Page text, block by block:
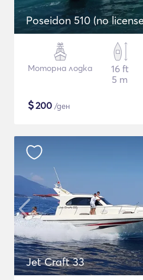
Poseidon 510 (no
Моторна лодка
16 ft
5 m
$200 /ден
Jet Craft 33